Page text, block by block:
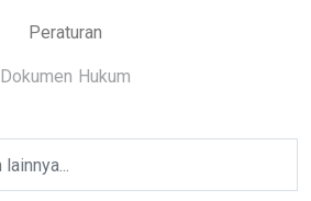
Peraturan
Dokumen Hukum